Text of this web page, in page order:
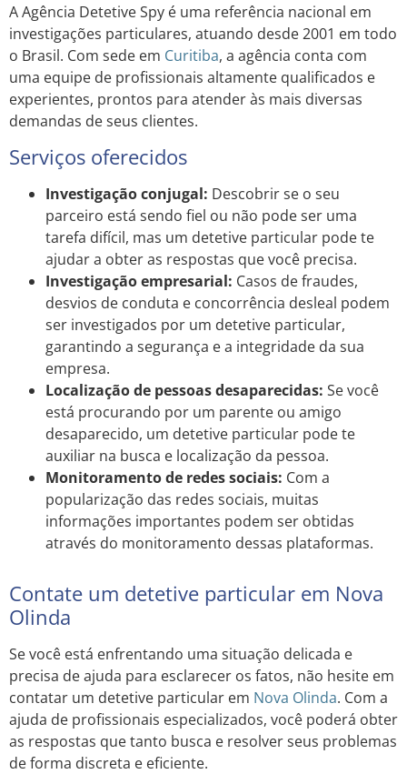
A Agência Detetive Spy é uma referência nacional em
investigações particulares, atuando desde 2001 em todo
o Brasil. Com sede em Curitiba, a agência conta com
uma equipe de profissionais altamente qualificados e
experientes, prontos para atender às mais diversas
demandas de seus clientes.
Serviços oferecidos
Investigação conjugal: Descobrir se o seu
parceiro está sendo fiel ou não pode ser uma
tarefa difícil, mas um detetive particular pode te
ajudar a obter as respostas que você precisa.
Investigação empresarial: Casos de fraudes,
desvios de conduta e concorrência desleal podem
ser investigados por um detetive particular,
garantindo a segurança e a integridade da sua
empresa.
Localização de pessoas desaparecidas: Se você
está procurando por um parente ou amigo
desaparecido, um detetive particular pode te
auxiliar na busca e localização da pessoa.
Monitoramento de redes sociais: Com a
popularização das redes sociais, muitas
informações importantes podem ser obtidas
através do monitoramento dessas plataformas.
Contate um detetive particular em Nova
Olinda
Se você está enfrentando uma situação delicada e
precisa de ajuda para esclarecer os fatos, não hesite em
contatar um detetive particular em Nova Olinda. Com a
ajuda de profissionais especializados, você poderá obter
as respostas que tanto busca e resolver seus problemas
de forma discreta e eficiente.